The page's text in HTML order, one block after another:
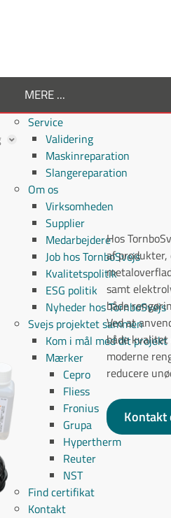
MERE ...
Service
Validering
Maskinreparation
Slangereparation
Om os
Virksomheden
Supplier
Medarbejdere
Job hos TornboSvejs
Kvalitetspolitik
ESG politik
Nyheder hos TornboSvejs
Svejs projektet sammen
Kom i mål med dit projekt
Mærker
Cepro
Fliess
Fronius
Grupa
Hypertherm
Reuter
NST
Find certifikat
Kontakt
Hos
af
samt
både
Ved at
både
moderne
reducere
Kontakt